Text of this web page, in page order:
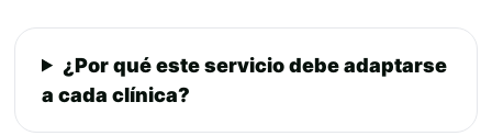
¿Por qué este servicio debe adaptarse
a cada clínica?